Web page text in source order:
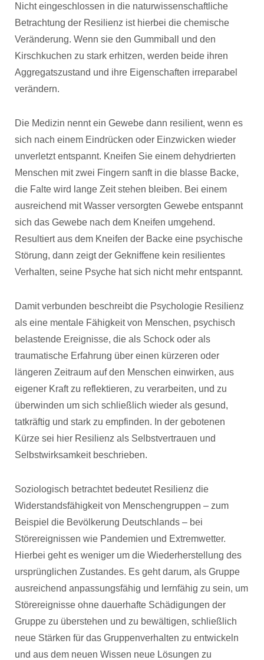
Nicht eingeschlossen in die naturwissenschaftliche
Betrachtung der Resilienz ist hierbei die chemische
Veränderung. Wenn sie den Gummiball und den
Kirschkuchen zu stark erhitzen, werden beide ihren
Aggregatszustand und ihre Eigenschaften irreparabel
verändern.
Die Medizin nennt ein Gewebe dann resilient, wenn es
sich nach einem Eindrücken oder Einzwicken wieder
unverletzt entspannt. Kneifen Sie einem dehydrierten
Menschen mit zwei Fingern sanft in die blasse Backe,
die Falte wird lange Zeit stehen bleiben. Bei einem
ausreichend mit Wasser versorgten Gewebe entspannt
sich das Gewebe nach dem Kneifen umgehend.
Resultiert aus dem Kneifen der Backe eine psychische
Störung, dann zeigt der Gekniffene kein resilientes
Verhalten, seine Psyche hat sich nicht mehr entspannt.
Damit verbunden beschreibt die Psychologie Resilienz
als eine mentale Fähigkeit von Menschen, psychisch
belastende Ereignisse, die als Schock oder als
traumatische Erfahrung über einen kürzeren oder
längeren Zeitraum auf den Menschen einwirken, aus
eigener Kraft zu reflektieren, zu verarbeiten, und zu
überwinden um sich schließlich wieder als gesund,
tatkräftig und stark zu empfinden. In der gebotenen
Kürze sei hier Resilienz als Selbstvertrauen und
Selbstwirksamkeit beschrieben.
Soziologisch betrachtet bedeutet Resilienz die
Widerstandsfähigkeit von Menschengruppen – zum
Beispiel die Bevölkerung Deutschlands – bei
Störereignissen wie Pandemien und Extremwetter.
Hierbei geht es weniger um die Wiederherstellung des
ursprünglichen Zustandes. Es geht darum, als Gruppe
ausreichend anpassungsfähig und lernfähig zu sein, um
Störereignisse ohne dauerhafte Schädigungen der
Gruppe zu überstehen und zu bewältigen, schließlich
neue Stärken für das Gruppenverhalten zu entwickeln
und aus dem neuen Wissen neue Lösungen zu